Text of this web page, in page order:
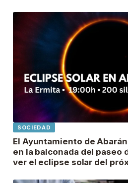
SOCIEDAD
El Ayuntamiento de
en la balconada del paseo
ver el eclipse solar del